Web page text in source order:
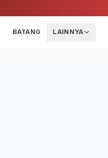
BATANG LAINNYA